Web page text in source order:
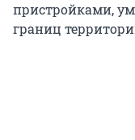
пристройками,
границ